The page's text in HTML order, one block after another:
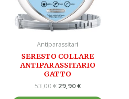
Antiparassitari
SERESTO COLLARE
ANTIPARASSITARIO
GATTO
53,00€ 29,90€